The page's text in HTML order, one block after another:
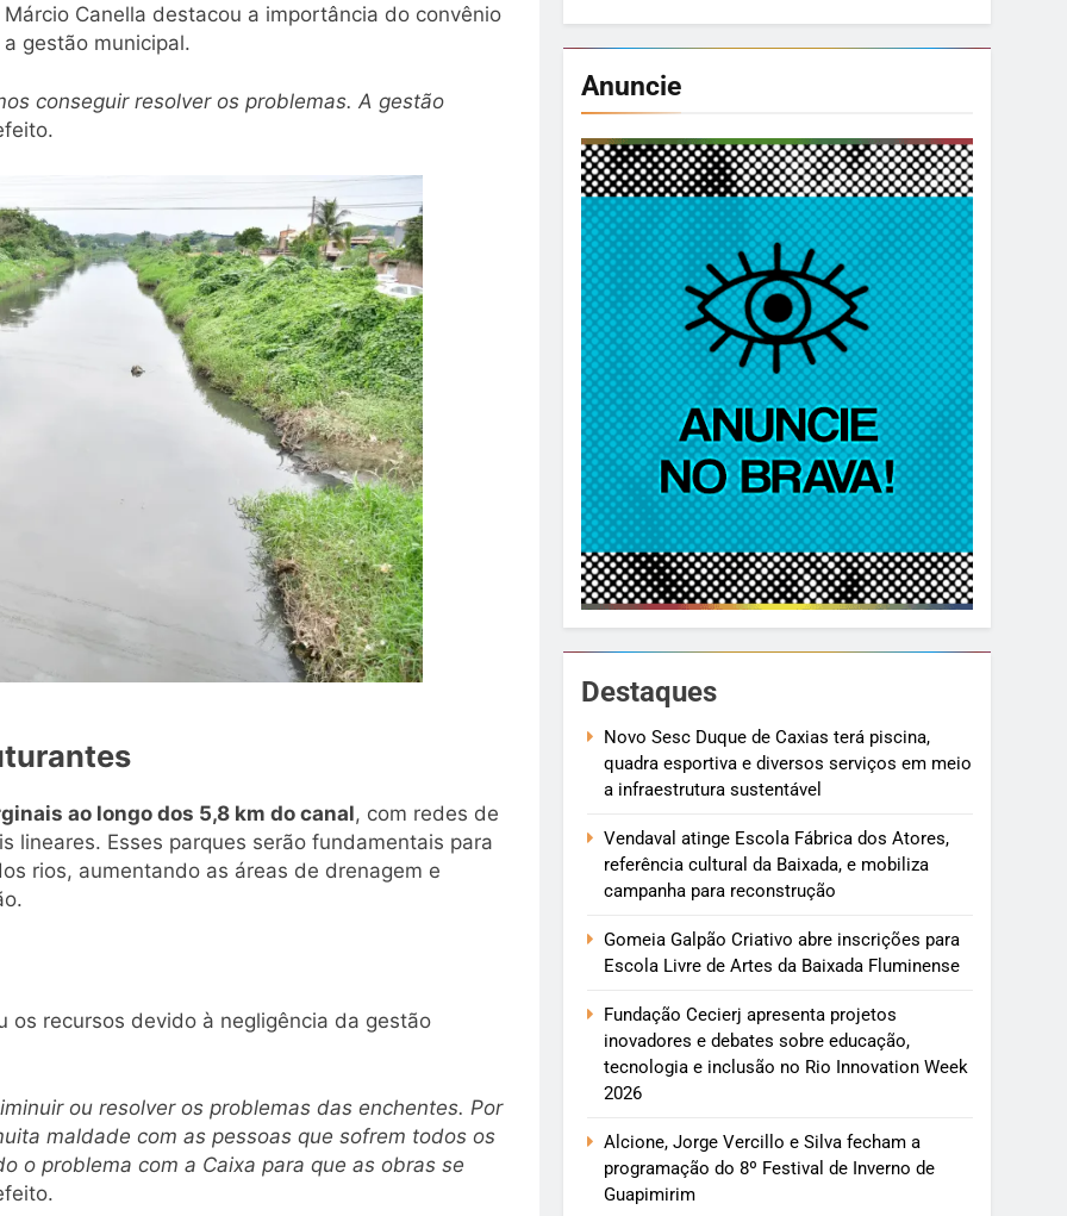
Canella destacou a importância do convênio
gestão municipal.
conseguir resolver os problemas. A gestão
ao longo dos 5,8 km do canal, com redes de
lineares. Esses parques serão fundamentais para
rios, aumentando as áreas de drenagem e
os recursos devido à negligência da gestão
ou resolver os problemas das enchentes. Por
maldade com as pessoas que sofrem todos os
o problema com a Caixa para que as obras se
Anuncie
Destaques
Novo Sesc Duque de Caxias terá piscina,
quadra esportiva e diversos serviços em meio
a infraestrutura sustentável
Vendaval atinge Escola Fábrica dos Atores,
referência cultural da Baixada, e mobiliza
campanha para reconstrução
Gomeia Galpão Criativo abre inscrições para
Escola Livre de Artes da Baixada Fluminense
Fundação Cecierj apresenta projetos
inovadores e debates sobre educação,
tecnologia e inclusão no Rio Innovation Week
2026
Alcione, Jorge Vercillo e Silva fecham a
programação do 8º Festival de Inverno de
Guapimirim